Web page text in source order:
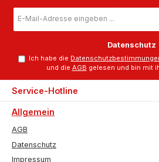
Mail-
Datenschutz
Ich habe die
und die AGB gelesen und bin mit
Service-Hotline
Allgemein
AGB
Datenschutz
Impressum